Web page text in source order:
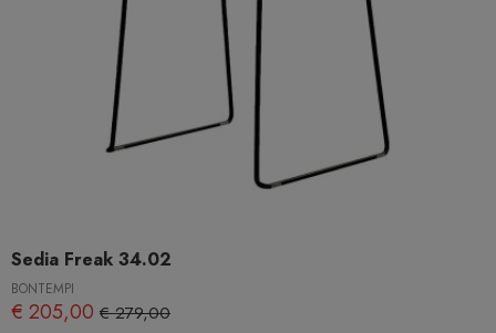
Sedia Freak 34.02
BONTEMPI
€ 205,00 € 279,00